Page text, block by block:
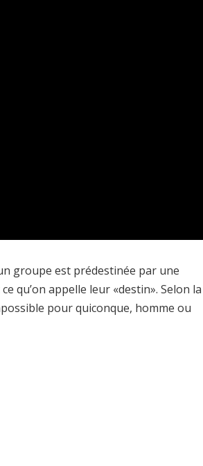
groupe est prédestinée par une
qu’on appelle leur «destin». Selon la
pour quiconque, homme ou